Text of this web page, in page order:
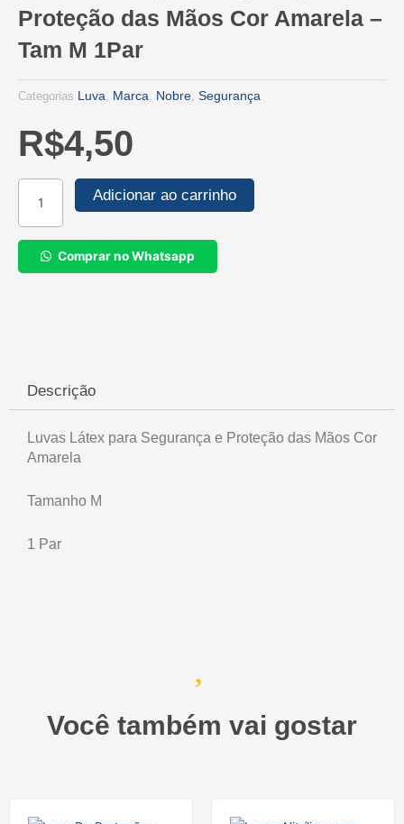
Proteção das Mãos Cor Amarela –
Tam M 1Par
Categorias Luva, Marca, Nobre, Segurança
R$4,50
Látex
para
Segurança
e
Tam
1Par
quantidade
Adicionar ao carrinho
Comprar no Whatsapp
Descrição
Luvas Látex para Segurança e Proteção das Mãos Cor
Amarela
Tamanho M
1 Par
Você também vai gostar